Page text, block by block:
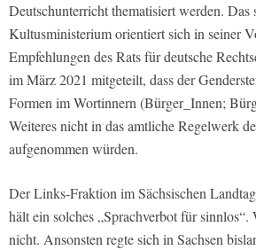
Deutschunterricht thematisiert werden. Das
Kultusministerium orientiert sich in seiner
Empfehlungen des Rats für deutsche
im März 2021 mitgeteilt, dass der
Formen im Wortinnern (Bürger_Innen;
Weiteres nicht in das amtliche Regelwerk
aufgenommen würden.
Der Links-Fraktion im Sächsischen
hält ein solches „Sprachverbot für sinnlos“.
nicht. Ansonsten regte sich in Sachsen